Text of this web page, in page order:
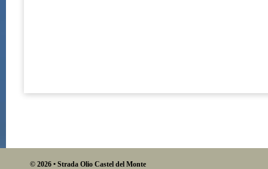
© 2026 • Strada Olio Castel del Monte